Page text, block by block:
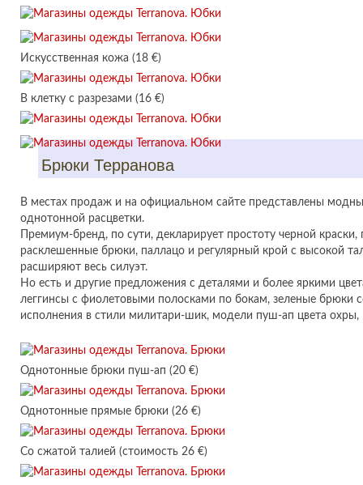
Искусственная кожа (18 €)
В клетку с разрезами (16 €)
Брюки Терранова
В местах продаж и на официальном сайте представлены
однотонной расцветки.
Премиум-бренд, по сути, декларирует простоту черной краски,
расклешенные брюки, паллацо и регулярный крой с высокой
расширяют весь силуэт.
Но есть и другие предложения с деталями и более яркими
леггинсы с фиолетовыми полосками по бокам, зеленые брюки
исполнения в стили милитари-шик, модели пуш-ап цвета
Однотонные брюки пуш-ап (20 €)
Однотонные прямые брюки (26 €)
Со сжатой талией (стоимость 26 €)